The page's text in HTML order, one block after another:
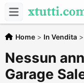
Home > In Vendita >
Nessun
Garage